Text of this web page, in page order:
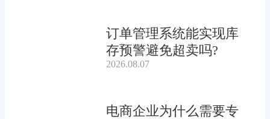
订单管理系统能实现库
存预警避免超卖吗?
2026.08.07
电商企业为什么需要专